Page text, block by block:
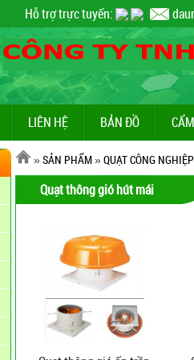
Hỗ trợ trực tuyến:
LIÊN HỆ BẢN ĐỒ
»SẢN PHẨM»QUẠT CÔNG NGHIỆP
Quạt thông gió hút mái